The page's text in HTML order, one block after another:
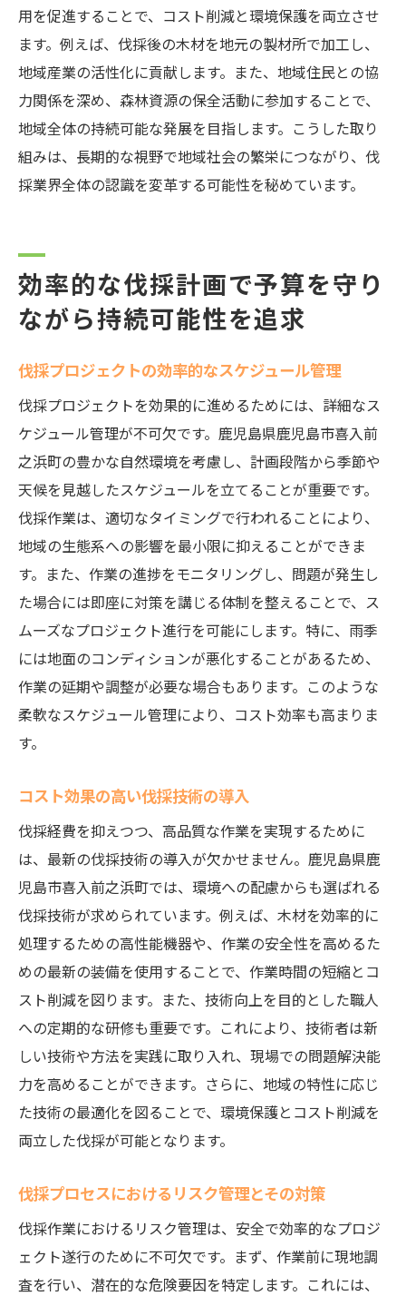
用を促進することで、コスト削減と環境保護を両立させ
ます。例えば、伐採後の木材を地元の製材所で加工し、
地域産業の活性化に貢献します。また、地域住民との協
力関係を深め、森林資源の保全活動に参加することで、
地域全体の持続可能な発展を目指します。こうした取り
組みは、長期的な視野で地域社会の繁栄につながり、伐
採業界全体の認識を変革する可能性を秘めています。
効率的な伐採計画で予算を守り
ながら持続可能性を追求
伐採プロジェクトの効率的なスケジュール管理
伐採プロジェクトを効果的に進めるためには、詳細なス
ケジュール管理が不可欠です。鹿児島県鹿児島市喜入前
之浜町の豊かな自然環境を考慮し、計画段階から季節や
天候を見越したスケジュールを立てることが重要です。
伐採作業は、適切なタイミングで行われることにより、
地域の生態系への影響を最小限に抑えることができま
す。また、作業の進捗をモニタリングし、問題が発生し
た場合には即座に対策を講じる体制を整えることで、ス
ムーズなプロジェクト進行を可能にします。特に、雨季
には地面のコンディションが悪化することがあるため、
作業の延期や調整が必要な場合もあります。このような
柔軟なスケジュール管理により、コスト効率も高まりま
す。
コスト効果の高い伐採技術の導入
伐採経費を抑えつつ、高品質な作業を実現するために
は、最新の伐採技術の導入が欠かせません。鹿児島県鹿
児島市喜入前之浜町では、環境への配慮からも選ばれる
伐採技術が求められています。例えば、木材を効率的に
処理するための高性能機器や、作業の安全性を高めるた
めの最新の装備を使用することで、作業時間の短縮とコ
スト削減を図ります。また、技術向上を目的とした職人
への定期的な研修も重要です。これにより、技術者は新
しい技術や方法を実践に取り入れ、現場での問題解決能
力を高めることができます。さらに、地域の特性に応じ
た技術の最適化を図ることで、環境保護とコスト削減を
両立した伐採が可能となります。
伐採プロセスにおけるリスク管理とその対策
伐採作業におけるリスク管理は、安全で効率的なプロジ
ェクト遂行のために不可欠です。まず、作業前に現地調
査を行い、潜在的な危険要因を特定します。これには、